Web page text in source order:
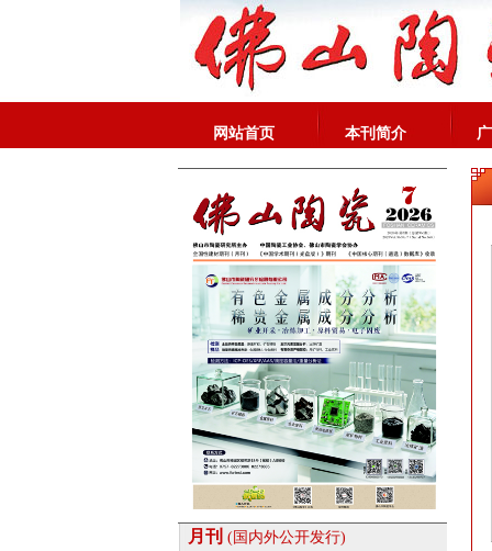
网站首页 本刊简介
月刊 (国内外公开发行)